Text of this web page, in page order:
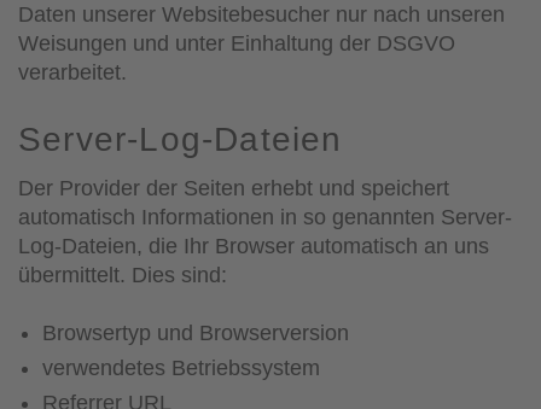
Daten unserer Websitebesucher nur nach unseren
Weisungen und unter Einhaltung der DSGVO
verarbeitet.
Server-Log-Dateien
Der Provider der Seiten erhebt und speichert
automatisch Informationen in so genannten Server-
Log-Dateien, die Ihr Browser automatisch an uns
übermittelt. Dies sind:
Browsertyp und Browserversion
verwendetes Betriebssystem
Referrer URL